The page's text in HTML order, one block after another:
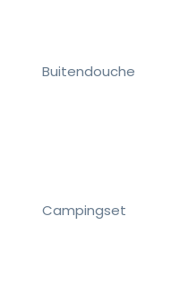
Buitendouche
Campingset